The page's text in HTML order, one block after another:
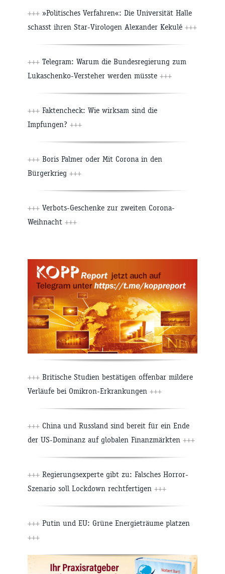
+++ »Politisches Verfahren«: Die Universität Halle
schasst ihren Star-Virologen Alexander Kekulé +++
+++ Telegram: Warum die Bundesregierung zum
Lukaschenko-Versteher werden müsste +++
+++ Faktencheck: Wie wirksam sind die
Impfungen? +++
+++ Boris Palmer oder Mit Corona in den
Bürgerkrieg +++
+++ Verbots-Geschenke zur zweiten Corona-
Weihnacht +++
+++ Britische Studien bestätigen offenbar mildere
Verläufe bei Omikron-Erkrankungen +++
+++ China und Russland sind bereit für ein Ende
der US-Dominanz auf globalen Finanzmärkten +++
+++ Regierungsexperte gibt zu: Falsches Horror-
Szenario soll Lockdown rechtfertigen +++
+++ Putin und EU: Grüne Energieträume platzen
+++